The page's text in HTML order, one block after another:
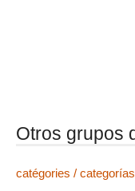
Otros grupos
catégories / categorías